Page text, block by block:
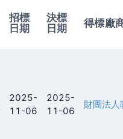
招標
日期
決標
日期
得標廠
2025-
11-06
2025-
11-06
財團法人